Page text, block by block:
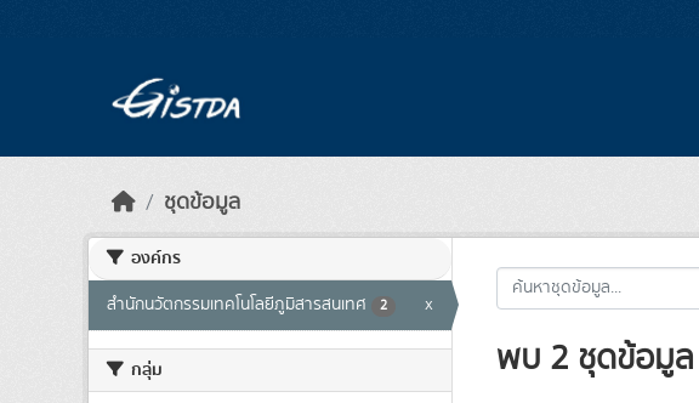
ชุดข้อมูล
องค์กร
สำนักนวัตกรรมเทคโนโลยีภูมิสารสนเทศ 2 x
กลุ่ม พบ 2 ชุดข้อมูล